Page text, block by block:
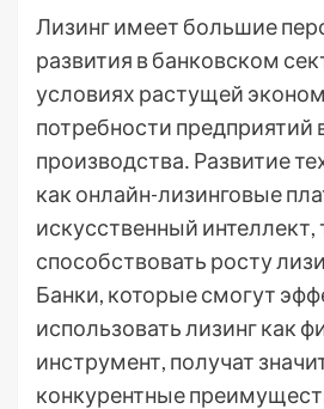
Лизинг имеет большие
развития в банковском
условиях растущей
потребности предприятий
производства․ Развитие
как онлайн-лизинговые
искусственный интеллект,
способствовать росту
Банки, которые смогут
использовать лизинг как
инструмент, получат
конкурентные